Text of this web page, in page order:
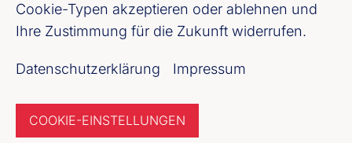
Cookie-Typen akzeptieren oder ablehnen und
Ihre Zustimmung für die Zukunft widerrufen.
Datenschutzerklärung Impressum
COOKIE-EINSTELLUNGEN
Jetzt anmelden